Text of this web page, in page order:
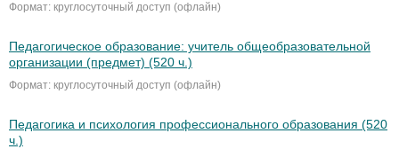
Формат: круглосуточный доступ (офлайн)
Педагогическое образование: учитель общеобразовательной
организации (предмет) (520 ч.)
Формат: круглосуточный доступ (офлайн)
Педагогика и психология профессионального образования (520
ч.)